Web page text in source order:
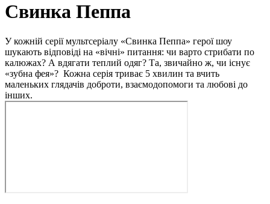
Свинка Пеппа
У кожній серії мультсеріалу «Свинка Пеппа» герої шоу
шукають відповіді на «вічні» питання: чи варто стрибати по
калюжах? А вдягати теплий одяг? Та, звичайно ж, чи існує
«зубна фея»? Кожна серія триває 5 хвилин та вчить
маленьких глядачів доброти, взаємодопомоги та любові до
інших.